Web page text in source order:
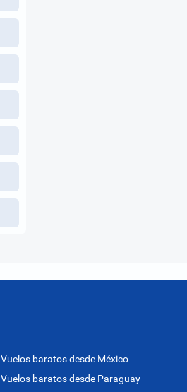
Vuelos baratos desde México
Vuelos baratos desde Paraguay